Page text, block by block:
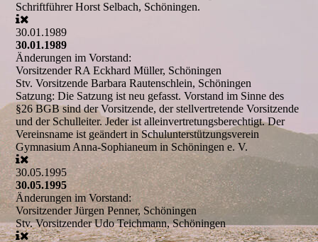
SchriftführerHorst Selbach, Schöningen.
30.01.1989
30.01.1989
Änderungen im Vorstand:
VorsitzenderRA Eckhard Müller, Schöningen
Stv. VorsitzendeBarbara Rautenschlein, Schöningen
Satzung:Die Satzung ist neu gefasst. Vorstand im Sinne des
§26 BGB sind der Vorsitzende, der stellvertretende Vorsitzende
und der Schulleiter. Jeder ist alleinvertretungsberechtigt. Der
Vereinsname ist geändert in Schulunterstützungsverein
Gymnasium Anna-Sophianeum in Schöningen e. V.
30.05.1995
30.05.1995
Änderungen im Vorstand:
VorsitzenderJürgen Penner, Schöningen
Stv. VorsitzenderUdo Teichmann, Schöningen